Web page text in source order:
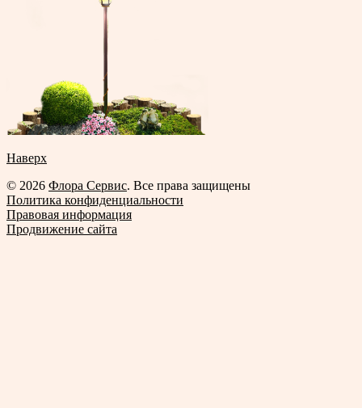
Наверх
© 2026 Флора Сервис. Все права защищены
Политика конфиденциальности
Правовая информация
Продвижение сайта